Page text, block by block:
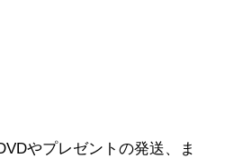
やプレゼントの発送、ま